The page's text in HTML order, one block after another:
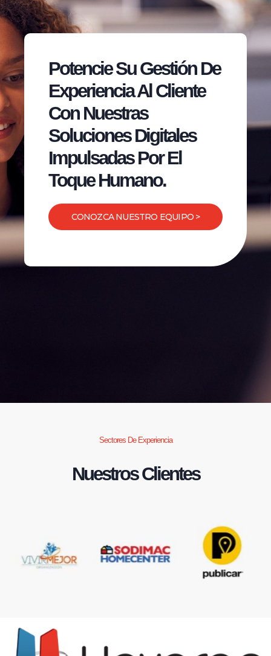
Potencie Su Gestión De
Experiencia Al Cliente
Con Nuestras
Soluciones Digitales
Impulsadas Por El
Toque Humano.
CONOZCA NUESTRO EQUIPO >
Sectores De Experiencia
Nuestros Clientes